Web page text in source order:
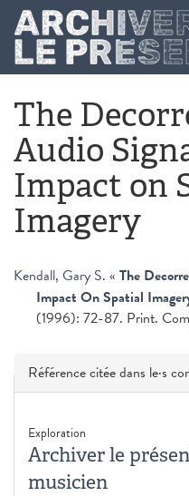
Aller au contenu principal
The
Audio
Impact on
Imagery
Kendall, Gary S. « The
Impact On Spatial
(1996): 72-87. Print.
Masquer
Référence citée dans le·s
Exploration
Archiver le
musicien